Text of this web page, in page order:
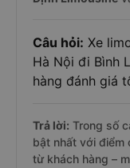
Câu hỏi: Xe
Hà Nội đi Bình
hàng đánh giá
Trả lời: Trong số
bật nhất với điểm
từ khách hàng –